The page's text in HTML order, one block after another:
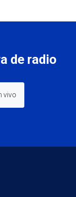
de radio
vivo